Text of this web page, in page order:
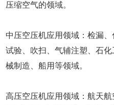
压缩空气的领域。
中压空压机应用领域：检漏
试验、吹扫、气辅注塑、石
械制造、船用等领域。
高压空压机应用领域：航天